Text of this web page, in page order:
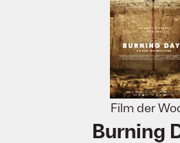
Film der
Burning